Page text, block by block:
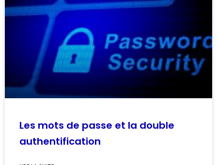
Les mots de passe et la double
authentification